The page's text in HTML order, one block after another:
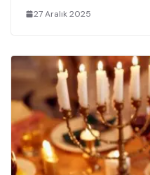
27 Aralık 2025